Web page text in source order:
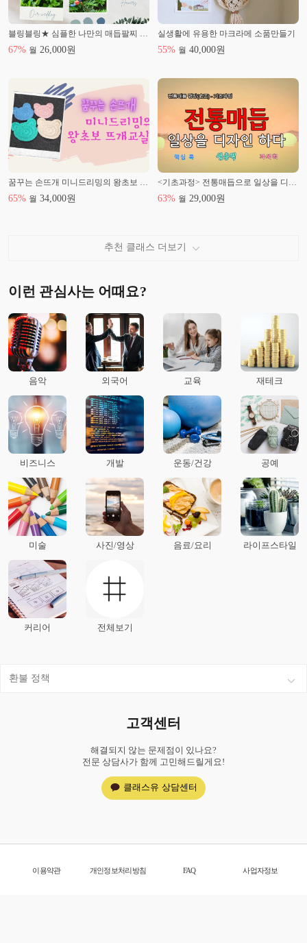
블링블링★ 심플한 나만의 매듭팔찌 만들기
67% 월 26,000원
실생활에 유용한 마크라메 소품만들기
55% 월 40,000원
65% 월 34,000원 63% 월 29,000원
추천 클래스 더보기
이런 관심사는 어때요?
음악 외국어 교육 재테크
비즈니스 개발 운동/건강 공예
미술 사진/영상 음료/요리 라이프스타일
커리어 전체보기
환불 정책
고객센터
해결되지 않는 문제점이 있나요?
전문 상담사가 함께 고민해드릴게요!
클래스유 상담센터
이용약관 개인정보처리방침 FAQ 사업자정보